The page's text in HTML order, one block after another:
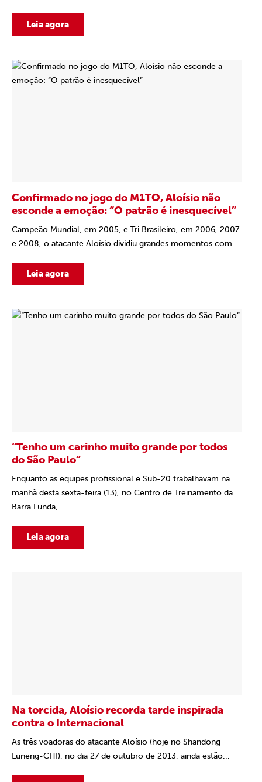
Leia agora
Confirmado no jogo do M1TO, Aloísio não
esconde a emoção: “O patrão é inesquecível”
Campeão Mundial, em 2005, e Tri Brasileiro, em 2006, 2007
e 2008, o atacante Aloísio dividiu grandes momentos com...
Leia agora
“Tenho um carinho muito grande por todos
do São Paulo”
Enquanto as equipes profissional e Sub-20 trabalhavam na
manhã desta sexta-feira (13), no Centro de Treinamento da
Barra Funda,...
Leia agora
Na torcida, Aloísio recorda tarde inspirada
contra o Internacional
As três voadoras do atacante Aloísio (hoje no Shandong
Luneng-CHI), no dia 27 de outubro de 2013, ainda estão...